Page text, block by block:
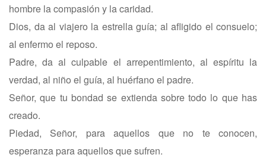
hombre la compasión y la caridad.
Dios, da al viajero la estrella guía; al afligido el consuelo;
al enfermo el reposo.
Padre, da al culpable el arrepentimiento, al espíritu la
verdad, al niño el guía, al huérfano el padre.
Señor, que tu bondad se extienda sobre todo lo que has
creado.
Piedad, Señor, para aquellos que no te conocen,
esperanza para aquellos que sufren.